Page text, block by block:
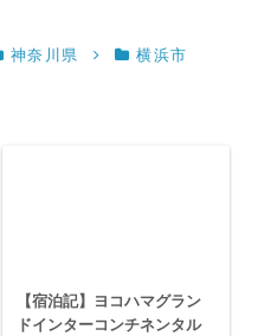
神奈川県 横浜市
【宿泊記】ヨコハマグラン
ドインターコンチネンタル